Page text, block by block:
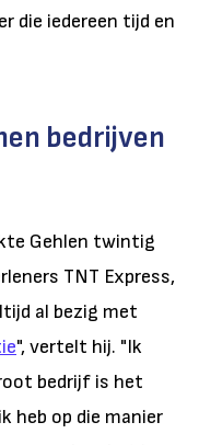
die iedereen tijd en
bedrijven
Gehlen twintig
TNT Express,
al bezig met
", vertelt hij. "Ik
bedrijf is het
heb op die manier